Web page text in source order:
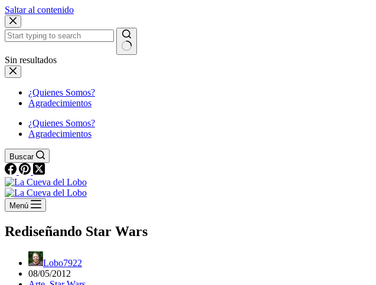
Saltar al contenido
Sin resultados
¿Quienes Somos?
Agradecimientos
¿Quienes Somos?
Agradecimientos
Buscar
Menú
Rediseñando Star Wars
Lobo7922
08/05/2012